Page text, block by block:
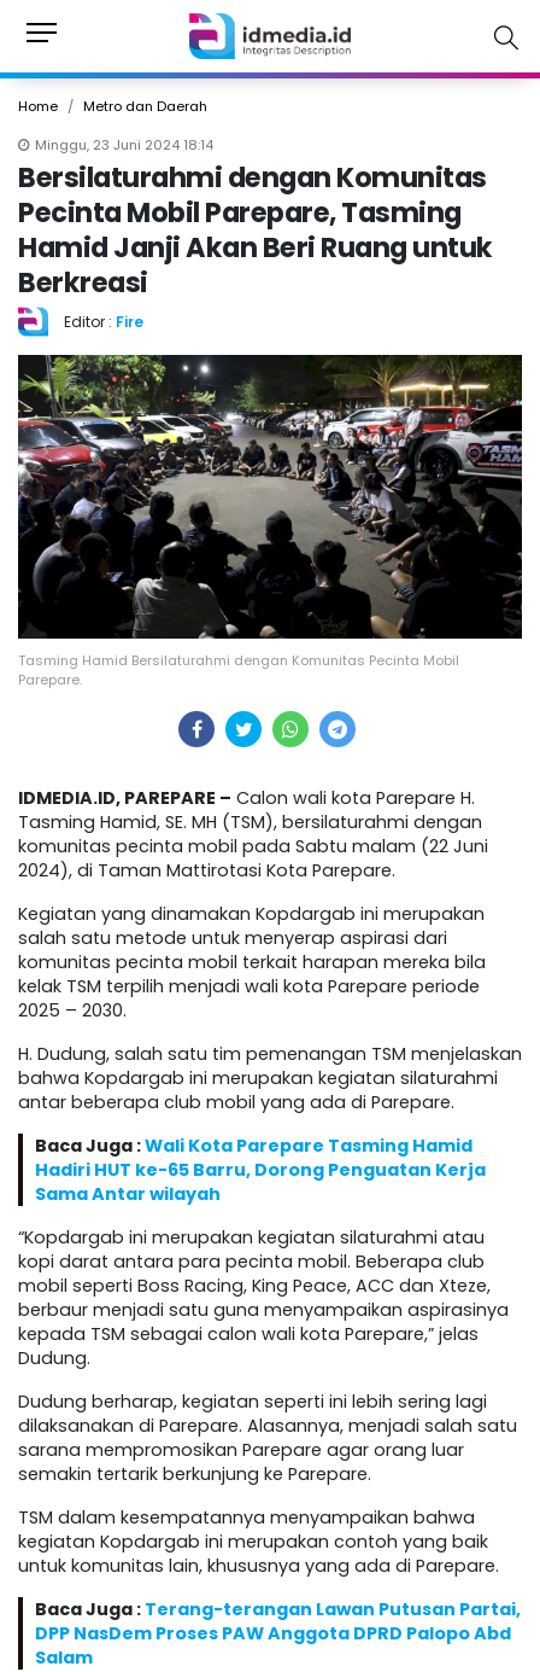
Home
Metro dan Daerah
Minggu, 23 Juni 2024 18:14
Bersilaturahmi dengan Komunitas
Pecinta Mobil Parepare, Tasming
Hamid Janji Akan Beri Ruang untuk
Berkreasi
Editor : Fire
Tasming Hamid Bersilaturahmi dengan Komunitas Pecinta Mobil
Parepare.
IDMEDIA.ID, PAREPARE – Calon wali kota Parepare H.
Tasming Hamid, SE. MH (TSM), bersilaturahmi dengan
komunitas pecinta mobil pada Sabtu malam (22 Juni
2024), di Taman Mattirotasi Kota Parepare.
Kegiatan yang dinamakan Kopdargab ini merupakan
salah satu metode untuk menyerap aspirasi dari
komunitas pecinta mobil terkait harapan mereka bila
kelak TSM terpilih menjadi wali kota Parepare periode
2025 – 2030.
H. Dudung, salah satu tim pemenangan TSM menjelaskan
bahwa Kopdargab ini merupakan kegiatan silaturahmi
antar beberapa club mobil yang ada di Parepare.
Baca Juga :Wali Kota Parepare Tasming Hamid
Hadiri HUT ke-65 Barru, Dorong Penguatan Kerja
Sama Antar wilayah
“Kopdargab ini merupakan kegiatan silaturahmi atau
kopi darat antara para pecinta mobil. Beberapa club
mobil seperti Boss Racing, King Peace, ACC dan Xteze,
berbaur menjadi satu guna menyampaikan aspirasinya
kepada TSM sebagai calon wali kota Parepare,” jelas
Dudung.
Dudung berharap, kegiatan seperti ini lebih sering lagi
dilaksanakan di Parepare. Alasannya, menjadi salah satu
sarana mempromosikan Parepare agar orang luar
semakin tertarik berkunjung ke Parepare.
TSM dalam kesempatannya menyampaikan bahwa
kegiatan Kopdargab ini merupakan contoh yang baik
untuk komunitas lain, khususnya yang ada di Parepare.
Baca Juga : Terang-terangan Lawan Putusan Partai,
DPP NasDem Proses PAW Anggota DPRD Palopo Abd
Salam